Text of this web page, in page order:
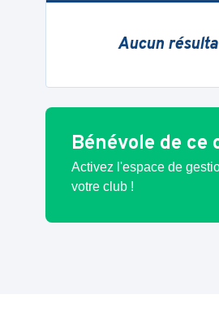
Aucun
Bénévole de ce
Activez l'espace de
votre club !